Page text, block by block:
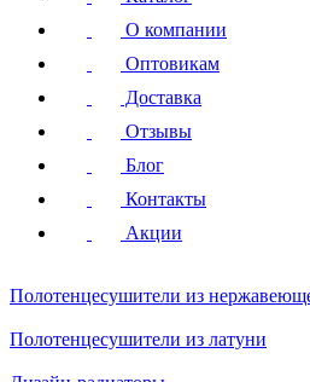
О компании
Оптовикам
Доставка
Отзывы
Блог
Контакты
Акции
Полотенцесушители из
Полотенцесушители из латуни